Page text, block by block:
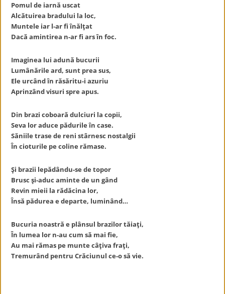
Pomul de iarnă uscat
Alcătuirea bradului la loc,
Muntele iar l-ar fi înălţat
Dacă amintirea n-ar fi ars în foc.
Imaginea lui adună bucurii
Lumânările ard, sunt prea sus,
Ele urcând în răsăritu-i azuriu
Aprinzând visuri spre apus.
Din brazi coboară dulciuri la copii,
Seva lor aduce pădurile în case.
Săniile trase de reni stârnesc nostalgii
În cioturile pe coline rămase.
Şi brazii lepădându-se de topor
Brusc şi-aduc aminte de un gând
Revin mieii la rădăcina lor,
Însă pădurea e departe, luminând…
Bucuria noastră e plânsul brazilor tăiaţi,
În lumea lor n-au cum să mai fie,
Au mai rămas pe munte câţiva fraţi,
Tremurând pentru Crăciunul ce-o să vie.